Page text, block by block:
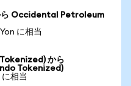
Occidental Petroleum
に相当
から
Tokenized)
相当